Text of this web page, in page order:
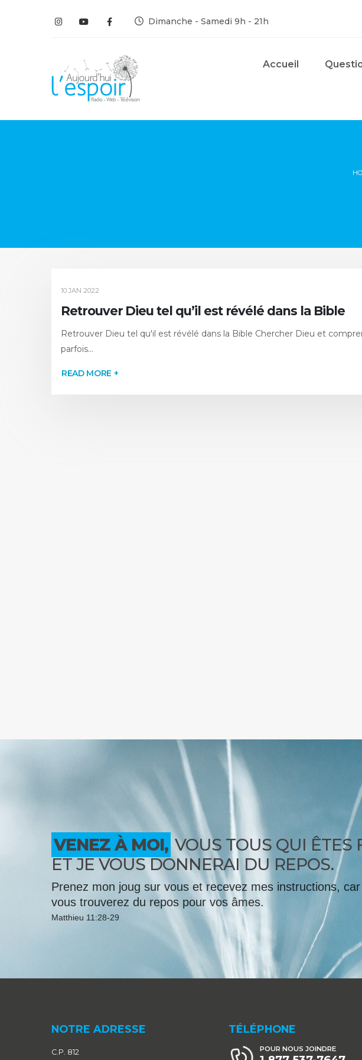
Dimanche - Samedi 9h - 21h
Accueil
Retrouver Dieu tel qu’il est révélé dans la Bible
10 JAN 2022
Retrouver Dieu tel qu'il est révélé dans la Bible Chercher Dieu et
parfois...
READ MORE +
VENEZ À MOI, VOUS TOUS QUI ÊTES
ET JE VOUS DONNERAI DU REPOS.
Prenez mon joug sur vous et recevez mes instructions,
vous trouverez du repos pour vos âmes.
Matthieu 11:28-29
NOTRE ADRESSE
C.P. 812
TÉLÉPHONE
POUR NOUS JOINDRE